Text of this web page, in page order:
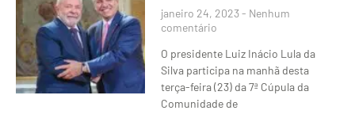
janeiro 24, 2023 Nenhum
comentário
O presidente Luiz Inácio Lula da
Silva participa na manhã desta
terça-feira (23) da 7ª Cúpula da
Comunidade de